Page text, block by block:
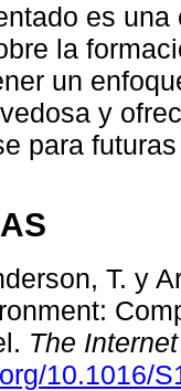
es
la
un
y
para
T. y
The
10.1016/